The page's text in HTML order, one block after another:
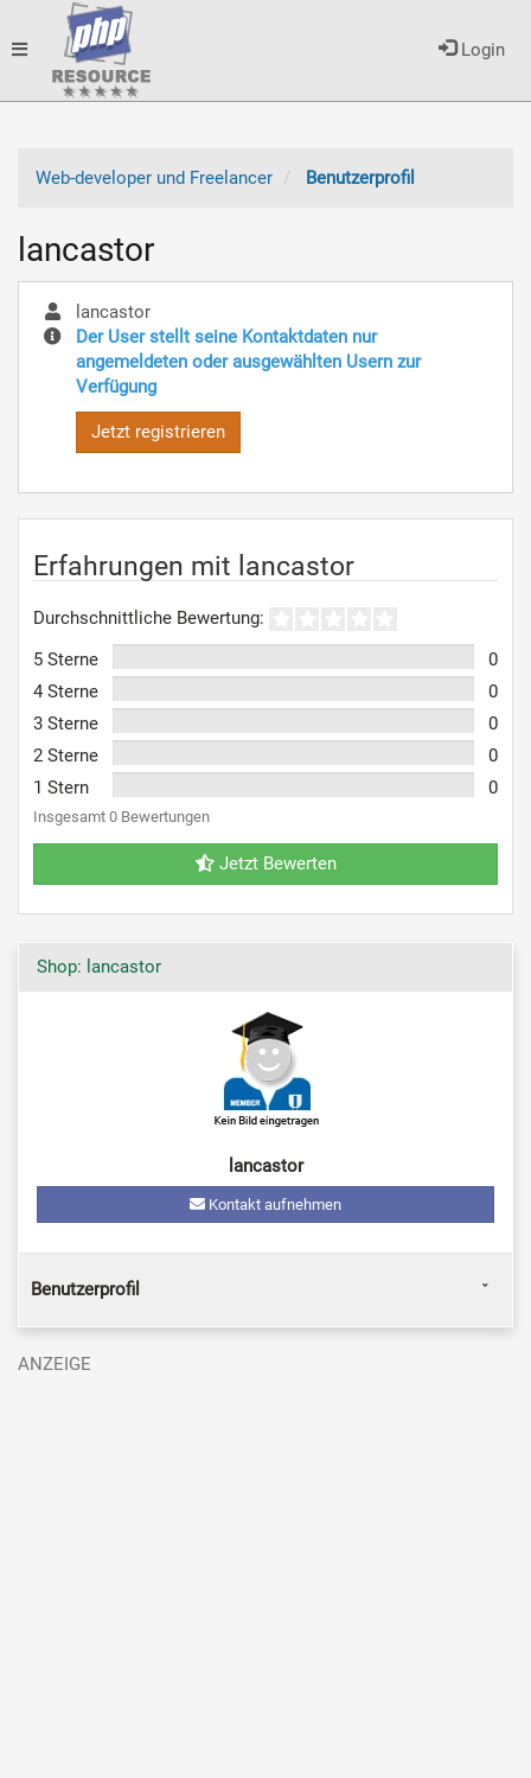
Login
Toggle
Web-developer und Freelancer
Benutzerprofil
lancastor
lancastor
Der User stellt seine Kontaktdaten nur
angemeldeten oder ausgewählten Usern zur
Verfügung
Jetzt registrieren
Erfahrungen mit lancastor
Durchschnittliche Bewertung:
5 Sterne
0
4 Sterne
0
3 Sterne
0
2 Sterne
0
1 Stern
0
Insgesamt 0 Bewertungen
Jetzt Bewerten
Shop: lancastor
lancastor
Kontakt aufnehmen
Benutzerprofil